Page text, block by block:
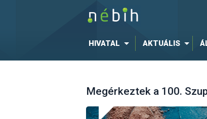
HIVATAL AKTUÁLIS
Megérkeztek a 100.